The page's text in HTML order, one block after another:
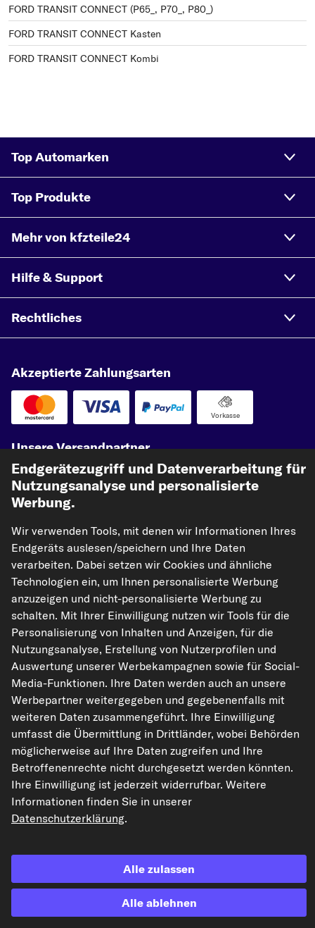
FORD TRANSIT CONNECT (P65_, P70_, P80_)
FORD TRANSIT CONNECT Kasten
FORD TRANSIT CONNECT Kombi
Top Automarken
Top Produkte
Mehr von kfzteile24
Hilfe & Support
Rechtliches
Akzeptierte Zahlungsarten
Vorkasse
Unsere Versandpartner
kfzteile24.de carpardoo.nl
carpardoo.fr
carpardoo.dk
Die hier dargestellten Daten, insbesondere die gesamte Datenbank, dürfen
nicht vervielfältigt werden. Die Vervielfältigung und Verbreitung der Daten und
der Datenbank ohne vorherige Einwilligung von TecAlliance und/oder die
Einbeziehung Dritter in solche Aktivitäten ist streng verboten. Jegliche
unautorisierte Nutzung von Inhalten stellt eine Verletzung des Urheberrechts
dar und kann rechtliche Schritte nach sich ziehen.
Vertrag widerrufen
© 2026 kfzteile24 GmbH - Alle Rechte vorbehalten.
¹„Gratis Versand“ oder „ohne Versandkosten“ entsprechen dem Wegfall der
Endgerätezugriff und Datenverarbeitung für
Nutzungsanalyse und personalisierte
Werbung.
Wir verwenden Tools, mit denen wir Informationen Ihres
Endgeräts auslesen/speichern und Ihre Daten
verarbeiten. Dabei setzen wir Cookies und ähnliche
Technologien ein, um Ihnen personalisierte Werbung
anzuzeigen und nicht-personalisierte Werbung zu
schalten. Mit Ihrer Einwilligung nutzen wir Tools für die
Personalisierung von Inhalten und Anzeigen, für die
Nutzungsanalyse, Erstellung von Nutzerprofilen und
Auswertung unserer Werbekampagnen sowie für Social-
Media-Funktionen. Ihre Daten werden auch an unsere
Werbepartner weitergegeben und gegebenenfalls mit
weiteren Daten zusammengeführt. Ihre Einwilligung
umfasst die Übermittlung in Drittländer, wobei Behörden
möglicherweise auf Ihre Daten zugreifen und Ihre
Betroffenenrechte nicht durchgesetzt werden könnten.
Ihre Einwilligung ist jederzeit widerrufbar. Weitere
Informationen finden Sie in unserer
Datenschutzerklärung.
Alle zulassen
Alle ablehnen